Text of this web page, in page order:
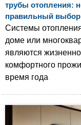
трубы отопления:
правильный выбор
Системы
доме или
являются
комфортного
время года